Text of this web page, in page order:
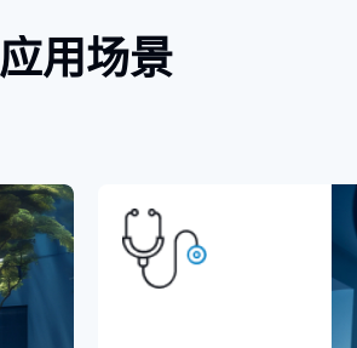
应用场景